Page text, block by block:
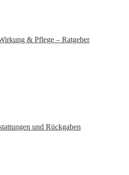
& Pflege – Ratgeber
und Rückgaben